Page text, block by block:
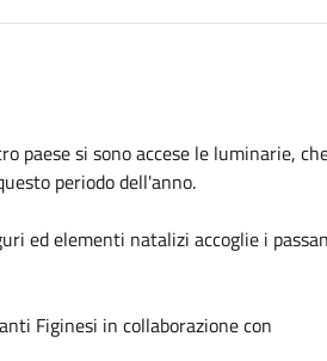
paese si sono accese le luminarie,
periodo dell'anno.
ed elementi natalizi accoglie i
Figinesi in collaborazione con